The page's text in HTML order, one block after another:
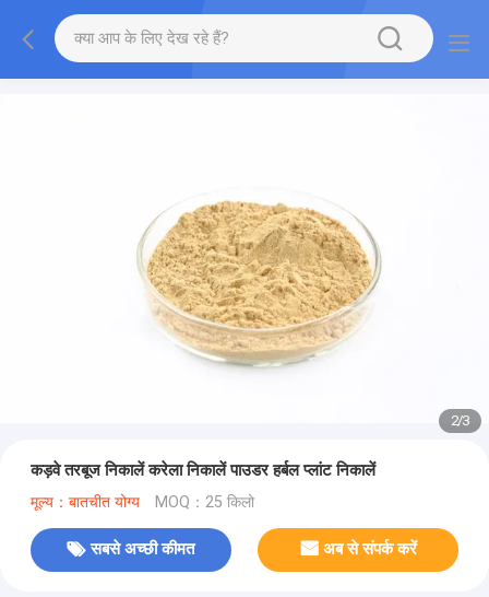
2/3
कड़वे तरबूज निकालें करेला निकालें पाउडर हर्बल प्लांट निकालें
मूल्य：बातचीत योग्य MOQ：25 किलो
सबसे अच्छी कीमत अब से संपर्क करें